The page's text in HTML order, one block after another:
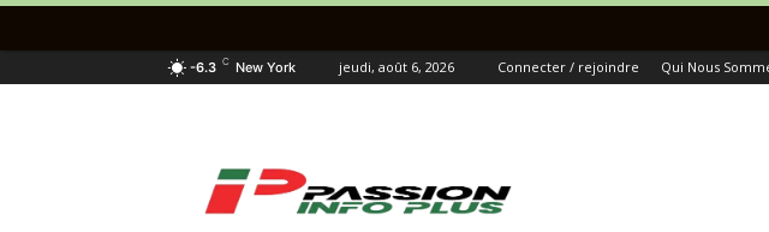
-6.3 C New York jeudi, août 6, 2026 Connecter / rejoindre Qui Nous